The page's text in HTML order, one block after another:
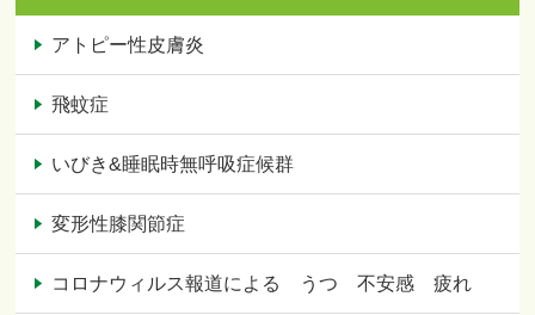
アトピー性皮膚炎
飛蚊症
いびき&睡眠時無呼吸症候群
変形性膝関節症
コロナウィルス報道による うつ 不安感 疲れ